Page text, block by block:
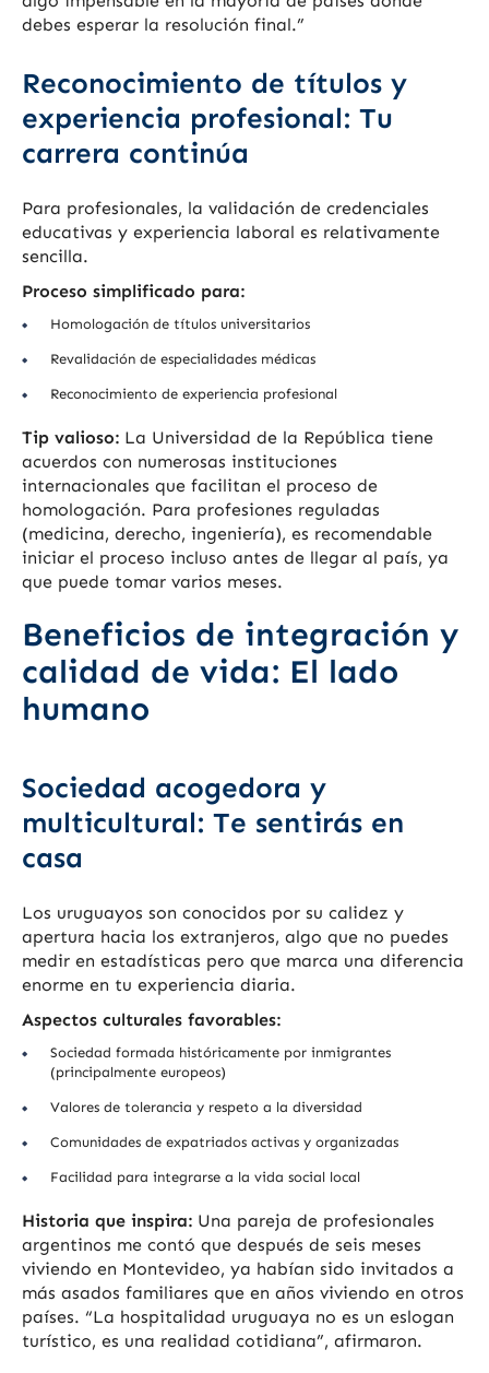
debes esperar la resolución final.”
Reconocimiento de títulos y
experiencia profesional: Tu
carrera continúa
Para profesionales, la validación de credenciales
educativas y experiencia laboral es relativamente
sencilla.
Proceso simplificado para:
Homologación de títulos universitarios
Revalidación de especialidades médicas
Reconocimiento de experiencia profesional
Tip valioso: La Universidad de la República tiene
acuerdos con numerosas instituciones
internacionales que facilitan el proceso de
homologación. Para profesiones reguladas
(medicina, derecho, ingeniería), es recomendable
iniciar el proceso incluso antes de llegar al país, ya
que puede tomar varios meses.
Beneficios de integración y
calidad de vida: El lado
humano
Sociedad acogedora y
multicultural: Te sentirás en
casa
Los uruguayos son conocidos por su calidez y
apertura hacia los extranjeros, algo que no puedes
medir en estadísticas pero que marca una diferencia
enorme en tu experiencia diaria.
Aspectos culturales favorables:
Sociedad formada históricamente por inmigrantes
(principalmente europeos)
Valores de tolerancia y respeto a la diversidad
Comunidades de expatriados activas y organizadas
Facilidad para integrarse a la vida social local
Historia que inspira: Una pareja de profesionales
argentinos me contó que después de seis meses
viviendo en Montevideo, ya habían sido invitados a
más asados familiares que en años viviendo en otros
países. “La hospitalidad uruguaya no es un eslogan
turístico, es una realidad cotidiana”, afirmaron.